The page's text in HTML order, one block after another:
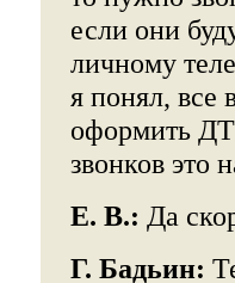
если они
личному
я понял, все
оформить
звонков это
Е. В.: Да
Г. Бадьин: